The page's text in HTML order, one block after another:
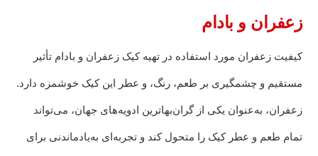
زعفران و بادام
کیفیت زعفران مورد استفاده در تهیه کیک زعفران و بادام تأثیر
مستقیم و چشمگیری بر طعم، رنگ، و عطر این کیک خوشمزه دارد.
زعفران، به‌عنوان یکی از گران‌بهاترین ادویه‌های جهان، می‌تواند
تمام طعم و عطر کیک را متحول کند و تجربه‌ای به‌یادماندنی برای